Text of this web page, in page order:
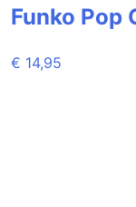
Funko Pop
€ 14,95